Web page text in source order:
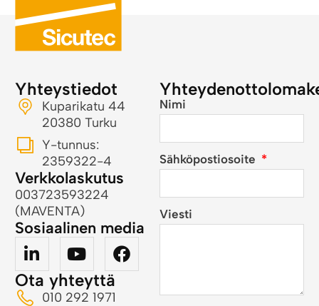
Yhteystiedot
Kuparikatu 44
20380 Turku
Y-tunnus:
2359322-4
Verkkolaskutus
003723593224
(MAVENTA)
Sosiaalinen media
Ota yhteyttä
010 292 1971
Nimi
Sähköpostiosoite
Viesti